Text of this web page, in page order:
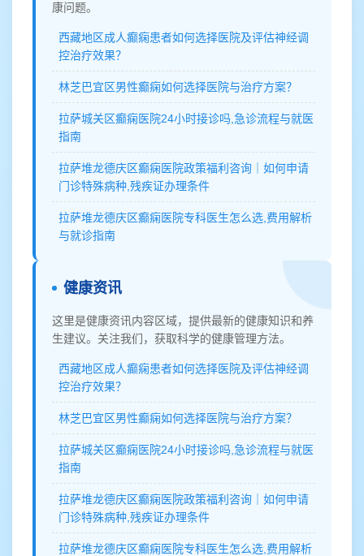
康问题。
西藏地区成人癫痫患者如何选择医院及评估神经调
控治疗效果？
林芝巴宜区男性癫痫如何选择医院与治疗方案？
拉萨城关区癫痫医院24小时接诊吗,急诊流程与就医
指南
拉萨堆龙德庆区癫痫医院政策福利咨询｜如何申请
门诊特殊病种,残疾证办理条件
拉萨堆龙德庆区癫痫医院专科医生怎么选,费用解析
与就诊指南
健康资讯
这里是健康资讯内容区域，提供最新的健康知识和养
生建议。关注我们，获取科学的健康管理方法。
西藏地区成人癫痫患者如何选择医院及评估神经调
控治疗效果？
林芝巴宜区男性癫痫如何选择医院与治疗方案？
拉萨城关区癫痫医院24小时接诊吗,急诊流程与就医
指南
拉萨堆龙德庆区癫痫医院政策福利咨询｜如何申请
门诊特殊病种,残疾证办理条件
拉萨堆龙德庆区癫痫医院专科医生怎么选,费用解析